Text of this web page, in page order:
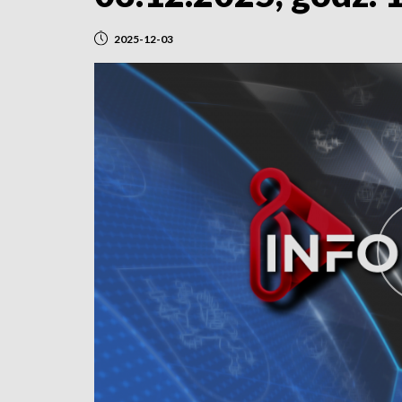
2025-12-03